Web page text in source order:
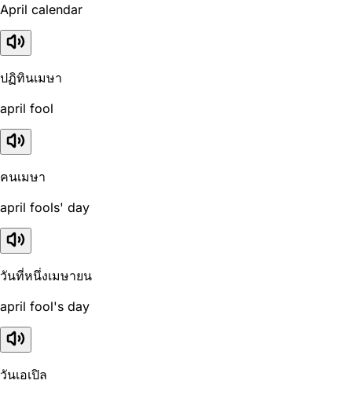
April calendar
ปฏิทินเมษา
april fool
คนเมษา
april fools' day
วันที่หนึ่งเมษายน
april fool's day
วันเอเปิล